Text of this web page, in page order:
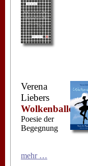
Verena
Liebers
Wolkenballett
Poesie der
Begegnung
mehr …